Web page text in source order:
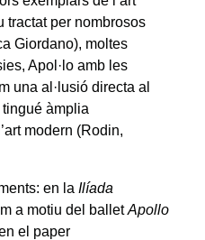
tractat per nombrosos
Giordano), moltes
Apol·lo amb les
una al·lusió directa al
àmplia
modern (Rodin,
en laIlíada
a motiu del balletApollo
el paper